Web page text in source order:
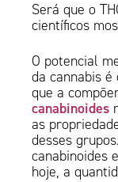
Será que o
científicos
O potencial
da cannabis
que a
canabinoides
as
desses
canabinoides
hoje, a